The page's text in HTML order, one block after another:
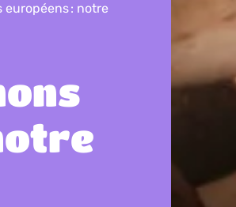
européens : notre